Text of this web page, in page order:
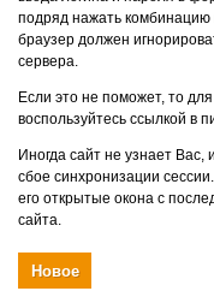
подряд нажать
браузер должен
сервера.
Если это не поможет, то
воспользуйтесь ссылкой в
Иногда сайт не узнает Вас,
сбое синхронизации
его открытые окона с
сайта.
Новое